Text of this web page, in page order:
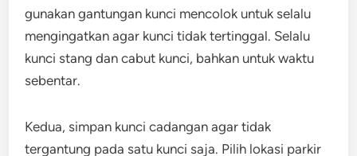
gunakan gantungan kunci mencolok untuk selalu
mengingatkan agar kunci tidak tertinggal. Selalu
kunci stang dan cabut kunci, bahkan untuk waktu
sebentar.
Kedua, simpan kunci cadangan agar tidak
tergantung pada satu kunci saja. Pilih lokasi parkir